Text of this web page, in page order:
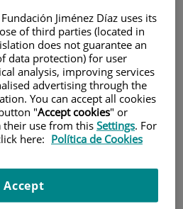
DEL DOLOR
TRÁMITES
aquello que el estudiante necesite.
Jiménez Díaz uses its
of third parties (located in
does not guarantee an
data protection) for user
analysis, improving services
advertising through the
You can accept all cookies
"Accept cookies" or
their use from this Settings. For
here: Política de Cookies
Accept